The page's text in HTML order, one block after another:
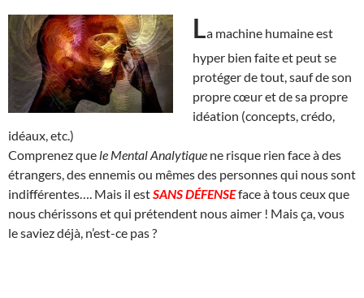
La machine humaine est
hyper bien faite et peut se
protéger de tout, sauf de son
propre cœur et de sa propre
idéation (concepts, crédo,
idéaux, etc.)
Comprenez que le Mental Analytique ne risque rien face à des
étrangers, des ennemis ou mêmes des personnes qui nous sont
indifférentes…. Mais il estSANS DÉFENSEface à tous ceux que
nous chérissons et qui prétendent nous aimer ! Mais ça, vous
le saviez déjà, n’est-ce pas ?